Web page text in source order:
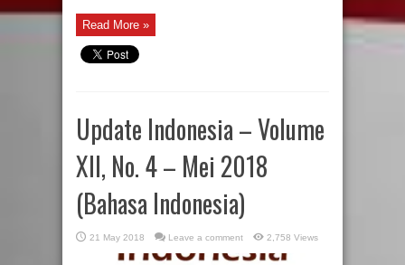
Read More »
Update Indonesia – Volume
XII, No. 4 – Mei 2018
(Bahasa Indonesia)
21 May 2018 Leave a comment 2,758 Views